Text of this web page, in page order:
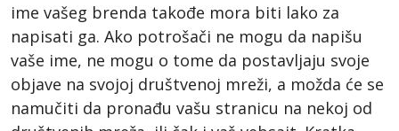
ime vašeg brenda takođe mora biti lako za
napisati ga. Ako potrošači ne mogu da napišu
vaše ime, ne mogu o tome da postavljaju svoje
objave na svojoj društvenoj mreži, a možda će se
namučiti da pronađu vašu stranicu na nekoj od